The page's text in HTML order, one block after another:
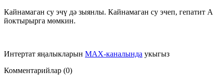
Кайнамаган су эчү дә зыянлы. Кайнамаган су эчеп, гепатит А
йоктырырга мөмкин.
Интертат яңалыкларын MAX-каналында укыгыз
Комментарийлар (0)